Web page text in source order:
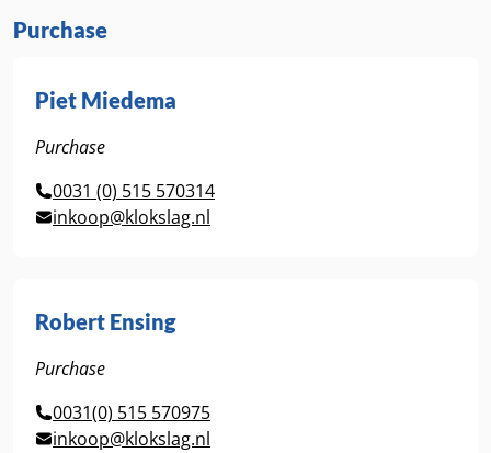
Purchase
Piet Miedema
Purchase
0031 (0) 515 570314
inkoop@klokslag.nl
Robert Ensing
Purchase
0031(0) 515 570975
inkoop@klokslag.nl